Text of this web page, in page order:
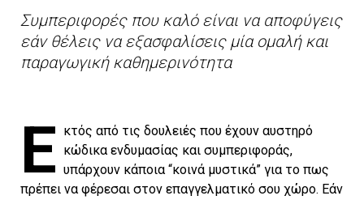
Συμπεριφορές που καλό είναι να αποφύγεις
εάν θέλεις να εξασφαλίσεις μία ομαλή και
παραγωγική καθημερινότητα
Ε κτός από τις δουλειές που έχουν αυστηρό
κώδικα ενδυμασίας και συμπεριφοράς,
υπάρχουν κάποια “κοινά μυστικά” για το πως
πρέπει να φέρεσαι στον επαγγελματικό σου χώρο. Εάν